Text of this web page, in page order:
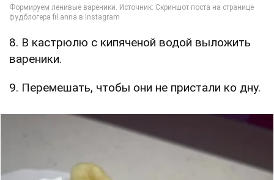
8. В кастрюлю с кипяченой водой выложить
вареники.
9. Перемешать, чтобы они не пристали ко дну.